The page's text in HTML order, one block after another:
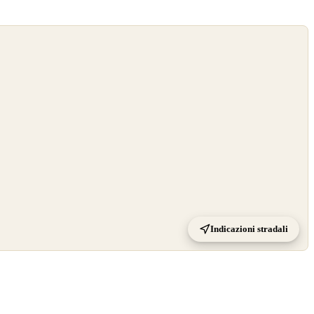
Indicazioni stradali